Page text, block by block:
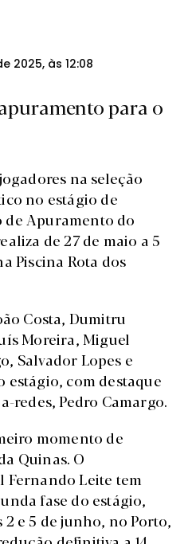
2025, às 12:08
para o
na seleção
no estágio de
Apuramento do
de 27 de maio a 5
Piscina Rota dos
Costa, Dumitru
Moreira, Miguel
Salvador Lopes e
estágio, com destaque
redes, Pedro Camargo.
momento de
Quinas. O
Leite tem
fase do estágio,
e 5 de junho, no Porto,